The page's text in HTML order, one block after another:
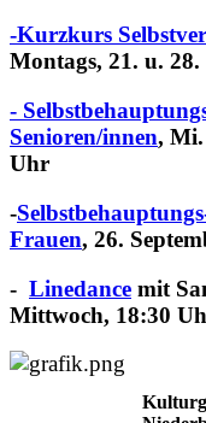
-Kurzkurs
Montags, 21. u.
-
Senioren/innen, Mi.
Uhr
-
Frauen, 26.
- Linedance mit
Mittwoch, 18:30